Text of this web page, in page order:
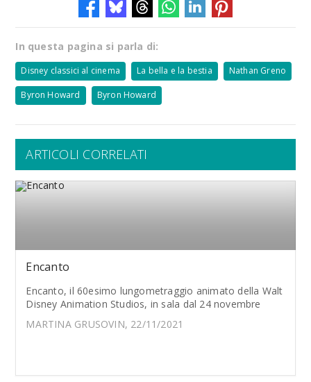
In questa pagina si parla di:
Disney classici al cinema La bella e la bestia Nathan Greno
Byron Howard Byron Howard
ARTICOLI CORRELATI
Encanto
Encanto, il 60esimo lungometraggio animato della Walt
Disney Animation Studios, in sala dal 24 novembre
MARTINA GRUSOVIN, 22/11/2021